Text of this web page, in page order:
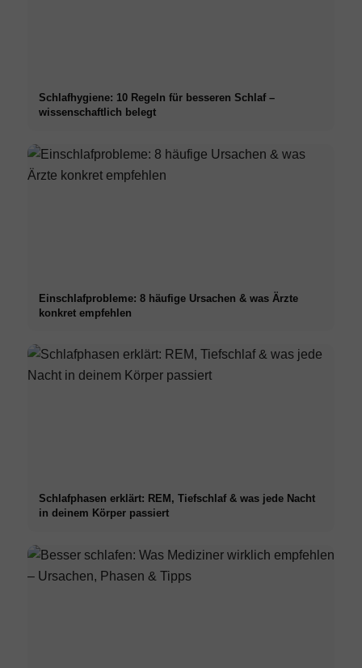
Schlafhygiene: 10 Regeln für besseren Schlaf –
wissenschaftlich belegt
Einschlafprobleme: 8 häufige Ursachen & was Ärzte
konkret empfehlen
Schlafphasen erklärt: REM, Tiefschlaf & was jede Nacht
in deinem Körper passiert